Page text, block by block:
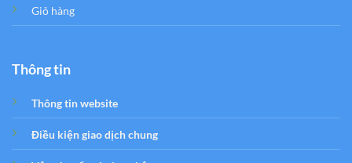
Giỏ hàng
Thông tin
Thông tin website
Điều kiện giao dịch chung